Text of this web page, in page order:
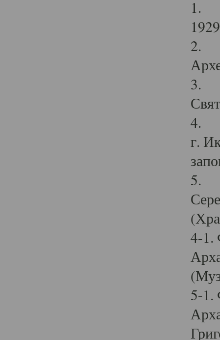
1.
2.
3.
4.
г.
5.
4-1.
5-1.